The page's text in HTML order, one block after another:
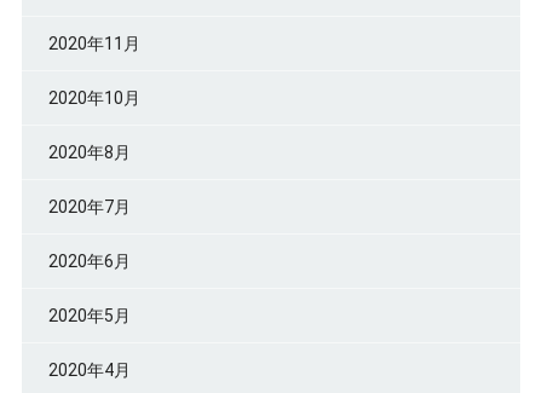
2020年11月
2020年10月
2020年8月
2020年7月
2020年6月
2020年5月
2020年4月